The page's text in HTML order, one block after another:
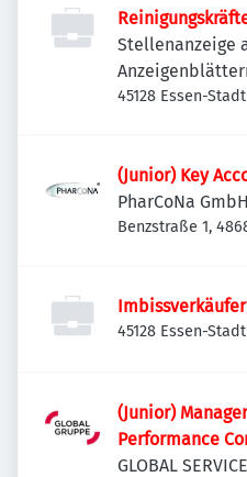
Stellenanzeige
45128 Essen-
(Junior) Key
PharCoNa GmbH
Benzstraße 1,
45128 Essen-
(Junior)
Performance
GLOBAL